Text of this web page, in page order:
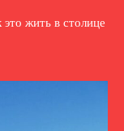
жить в столице